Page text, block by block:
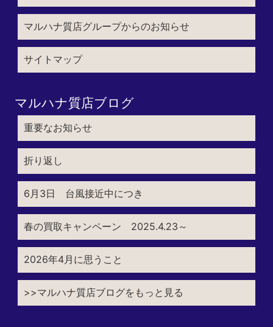
マルハナ質店グループからのお知らせ
サイトマップ
マルハナ質店ブログ
重要なお知らせ
折り返し
6月3日 台風接近中につき
春の買取キャンペーン 2025.4.23～
2026年4月に思うこと
>>マルハナ質店ブログをもっと見る